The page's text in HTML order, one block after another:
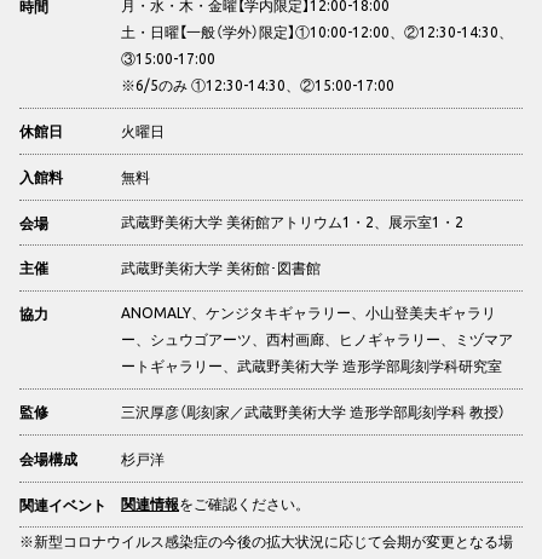
時間
月・水・木・金曜【学内限定】12:00-18:00
土・日曜【一般（学外）限定】①10:00-12:00、②12:30-14:30、
③15:00-17:00
※6/5のみ ①12:30-14:30、②15:00-17:00
休館日 火曜日
入館料 無料
会場 武蔵野美術大学 美術館アトリウム1・2、展示室1・2
主催 武蔵野美術大学 美術館･図書館
協力
ANOMALY、ケンジタキギャラリー、小山登美夫ギャラリ
ー、シュウゴアーツ、西村画廊、ヒノギャラリー、ミヅマア
ートギャラリー、武蔵野美術大学 造形学部彫刻学科研究室
監修 三沢厚彦（彫刻家／武蔵野美術大学 造形学部彫刻学科 教授）
会場構成 杉戸洋
関連イベント 関連情報をご確認ください。
※新型コロナウイルス感染症の今後の拡大状況に応じて会期が変更となる場